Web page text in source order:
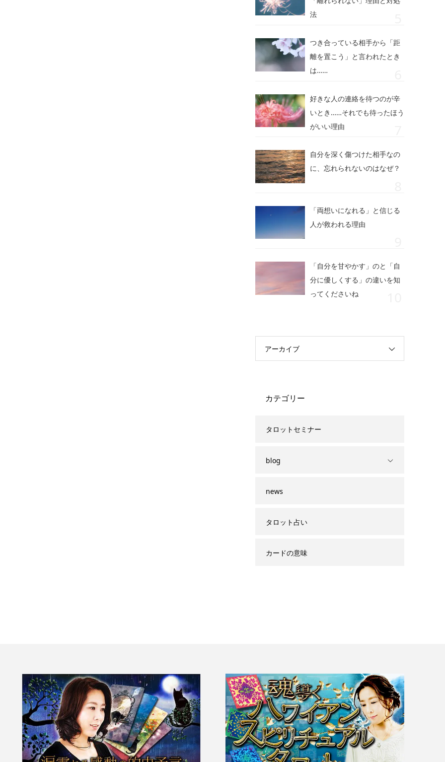
法
つき合っている相手から「距
離を置こう」と言われたとき
は……
好きな人の連絡を待つのが辛
いとき……それでも待ったほう
がいい理由
自分を深く傷つけた相手なの
に、忘れられないのはなぜ？
「両想いになれる」と信じる
人が救われる理由
「自分を甘やかす」のと「自
分に優しくする」の違いを知
ってくださいね
アーカイブ
カテゴリー
タロットセミナー
blog
news
タロット占い
カードの意味